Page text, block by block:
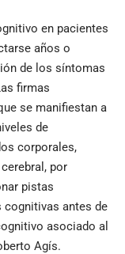
en pacientes
años o
de los síntomas
firmas
se manifiestan a
de
corporales,
por
pistas
antes de
asociado al
Agís.